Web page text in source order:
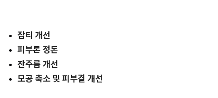
잡티 개선
피부톤 정돈
잔주름 개선
모공 축소 및 피부결 개선